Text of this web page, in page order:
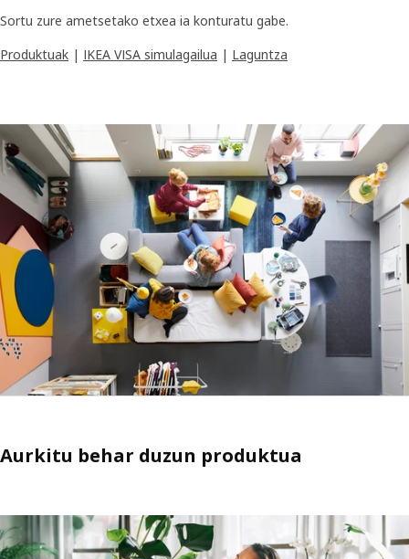
Sortu zure ametsetako etxea ia konturatu gabe.
Produktuak | IKEA VISA simulagailua | Laguntza
Aurkitu behar duzun produktua